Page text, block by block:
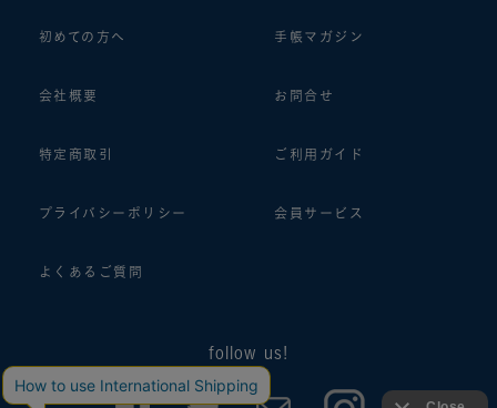
初めての方へ 手帳マガジン
会社概要 お問合せ
特定商取引 ご利用ガイド
プライバシーポリシー 会員サービス
よくあるご質問
follow us!